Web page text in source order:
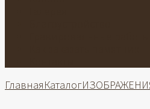
ГлавнаяКаталог